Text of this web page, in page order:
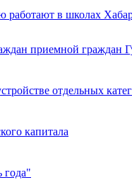
работают в школах
приемной граждан
отдельных
капитала
года"